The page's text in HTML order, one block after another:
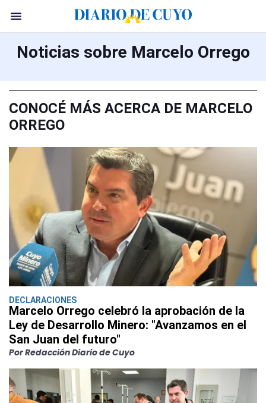
Noticias sobre Marcelo Orrego
CONOCÉ MÁS ACERCA DE MARCELO
ORREGO
DECLARACIONES
Marcelo Orrego celebró la aprobación de la
Ley de Desarrollo Minero: "Avanzamos en el
San Juan del futuro"
Por Redacción Diario de Cuyo